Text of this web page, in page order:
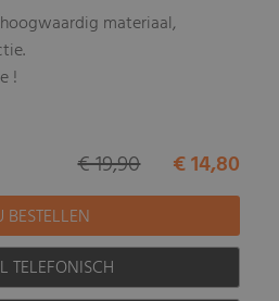
materiaal,
!
€ 14,80
€ 19,90
TELEFONISCH